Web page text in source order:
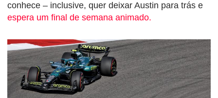
conhece – inclusive, quer deixar Austin para trás e
espera um final de semana animado.